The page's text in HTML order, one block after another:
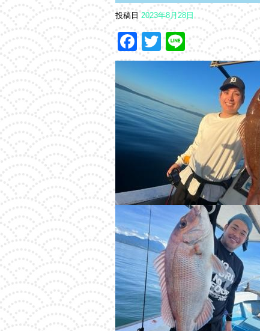
投稿日 2023年8月28日
Facebook
Twitter
Line